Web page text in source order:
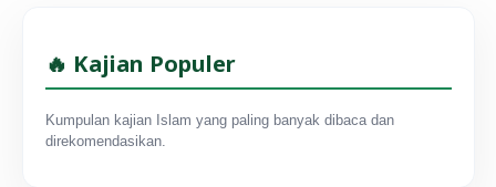
🔥 Kajian Populer
Kumpulan kajian Islam yang paling banyak dibaca dan
direkomendasikan.